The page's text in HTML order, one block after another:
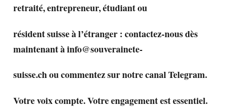
retraité, entrepreneur, étudiant ou
résident suisse à l’étranger : contactez-nous dès
maintenant à info@souverainete-
suisse.ch ou commentez sur notre canal Telegram.
Votre voix compte. Votre engagement est essentiel.